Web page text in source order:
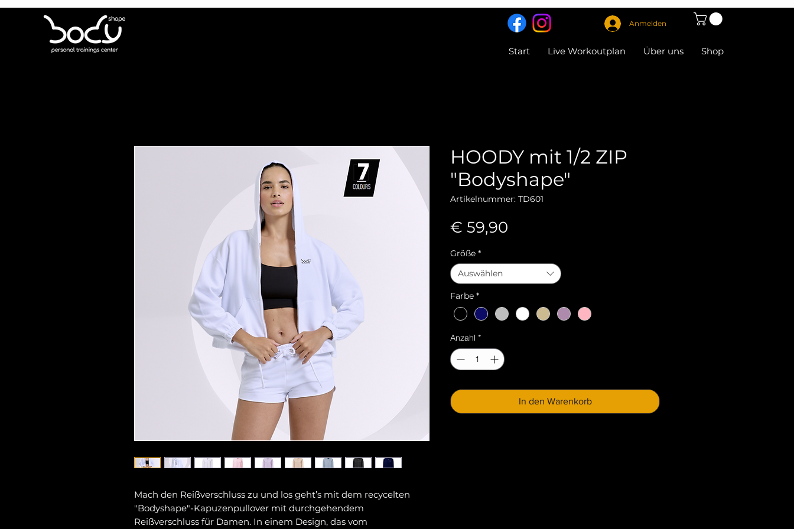
Anmelden
Start Live Workoutplan Über uns Shop
Mach den Reißverschluss zu und los geht’s mit dem recycelten
"Bodyshape"-Kapuzenpullover mit durchgehendem
Reißverschluss für Damen. In einem Design, das vom
HOODY mit 1/2 ZIP
"Bodyshape"
Artikelnummer: TD601
€ 59,90
Größe *
Auswählen
Farbe *
Anzahl *
In den Warenkorb